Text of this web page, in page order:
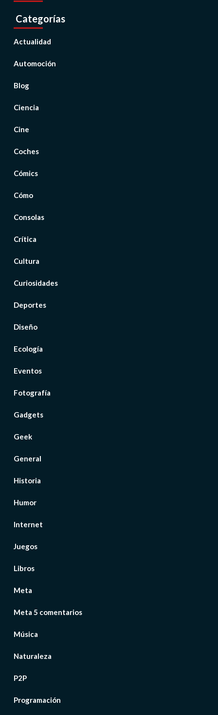
Categorías
Actualidad
Automoción
Blog
Ciencia
Cine
Coches
Cómics
Cómo
Consolas
Crítica
Cultura
Curiosidades
Deportes
Diseño
Ecología
Eventos
Fotografía
Gadgets
Geek
General
Historia
Humor
Internet
Juegos
Libros
Meta
Meta 5 comentarios
Música
Naturaleza
P2P
Programación